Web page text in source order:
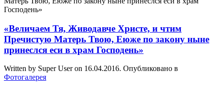
«Величаем Тя, Живодавче Христе, и чтим
Пречистую Матерь Твою, Еюже по закону ныне
принеслся еси в храм Господень»
Written by Super User on 16.04.2016. Опубликовано в
Фотогалерея